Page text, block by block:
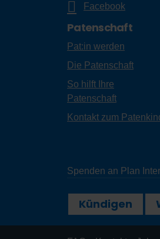
Facebook
Patenschaft
Pat:in werden
Die Patenschaft
So hilft Ihre
Patenschaft
Kontakt zum
Spenden an Plan
Kündigen